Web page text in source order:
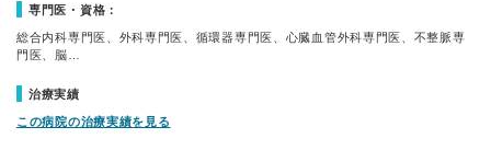
専門医・資格：
総合内科専門医、外科専門医、循環器専門医、心臓血管外科専門医、不整脈専
門医、脳…
治療実績
この病院の治療実績を見る